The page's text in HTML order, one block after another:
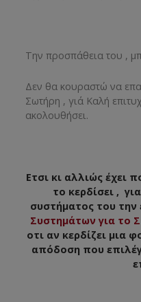
Την προσπάθεια του ,
Δεν θα κουραστώ να
Σωτήρη , γιά Καλή
ακολουθήσει.
Ετσι κι αλλιώς έχει
το κερδίσει ,
συστήματος του την
Συστημάτων για το
οτι αν κερδίζει μια
απόδοση που